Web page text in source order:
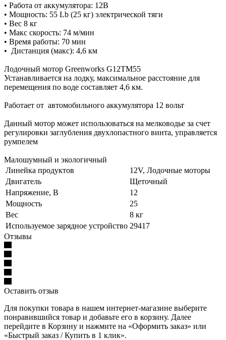
• Работа от аккумулятора: 12В
• Мощность: 55 Lb (25 кг) электрической тяги
• Вес 8 кг
• Макс скорость: 74 м/мин
• Время работы: 70 мин
• Дистанция (макс): 4,6 км
Лодочный мотор Greenworks G12TM55
Устанавливается на лодку, максимальное расстояние для
перемещения по воде составляет 4,6 км.
Работает от автомобильного аккумулятора 12 вольт
Данный мотор может использоваться на мелководье за счет
регулировки заглубления двухлопастного винта, управляется
румпелем
Малошумный и экологичный
Линейка продуктов
12V, Лодочные моторы
Двигатель
Щеточный
Напряжение, В
12
Мощность
25
Вес
8 кг
Используемое зарядное устройство 29417
Отзывы
Оставить отзыв
Для покупки товара в нашем интернет-магазине выберите
понравившийся товар и добавьте его в корзину. Далее
перейдите в Корзину и нажмите на «Оформить заказ» или
«Быстрый заказ / Купить в 1 клик».